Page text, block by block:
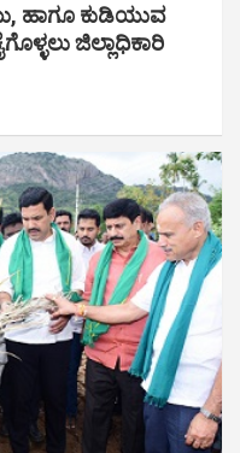
ಹಾಗೂ ಕುಡಿಯುವ
ಜಿಲ್ಲಾಧಿಕಾರಿ